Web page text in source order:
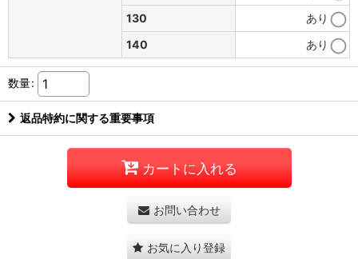
130
あり
140
あり
数量:
返品特約に関する重要事項
カートに入れる
お問い合わせ
お気に入り登録